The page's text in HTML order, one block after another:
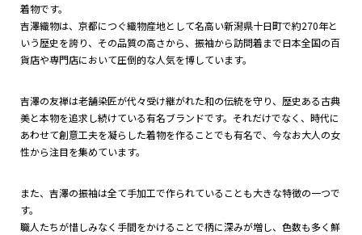
着物です。
吉澤織物は、京都につぐ織物産地として名高い新潟県十日町で約270年と
いう歴史を誇り、その品質の高さから、振袖から訪問着まで日本全国の百
貨店や専門店において圧倒的な人気を博しています。
吉澤の友禅は老舗染匠が代々受け継がれた和の伝統を守り、歴史ある古典
美と本物を追求し続けている有名ブランドです。それだけでなく、時代に
あわせて創意工夫を凝らした着物を作ることでも有名で、今なお大人の女
性から注目を集めています。
また、吉澤の振袖は全て手加工で作られていることも大きな特徴の一つで
す。
職人たちが惜しみなく手間をかけることで柄に深みが増し、色数も多く鮮